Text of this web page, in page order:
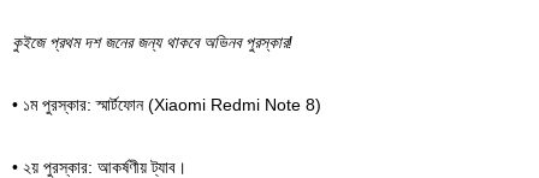
কুইজে প্রথম দশ জনের জন্য থাকবে অভিনব পুরস্কার!
• ১ম পুরস্কার: স্মার্টফোন (Xiaomi Redmi Note 8)
• ২য় পুরস্কার: আকর্ষণীয় ট্যাব।